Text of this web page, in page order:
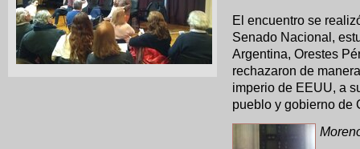
El encuentro se
Senado Nacional,
Argentina, Orestes
rechazaron de
imperio de EEUU, a
pueblo y gobierno de